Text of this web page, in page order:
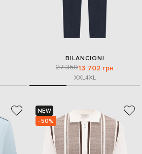
BILANCIONI
27 35013 702 грн
XXL4XL
NEW
- 50%